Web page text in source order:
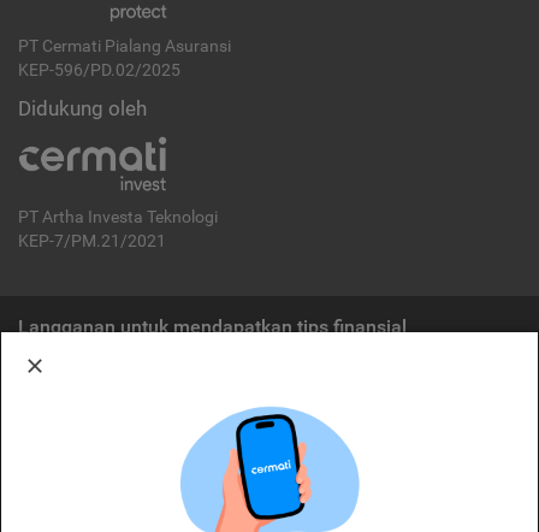
PT Cermati Pialang Asuransi
KEP-596/PD.02/2025
Didukung oleh
PT Artha Investa Teknologi
KEP-7/PM.21/2021
Langganan untuk mendapatkan tips finansial
Cermati merupakan penyelenggara agregasi jasa keuangan yang terdaftar di
OJK. Oleh karena itu, produk dan/atau layanan jasa keuangan yang
ditawarkan bukan merupakan produk dan/atau layanan jasa keuangan yang
diterbitkan oleh Cermati dan Cermati tidak bertanggung jawab atas tuntutan